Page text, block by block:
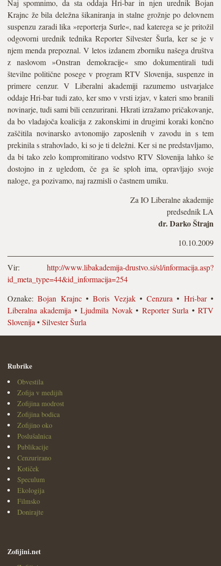
Naj spomnimo, da sta oddaja Hri-bar in njen urednik Bojan
Krajnc že bila deležna šikaniranja in stalne grožnje po delovnem
suspenzu zaradi lika »reporterja Surle«, nad katerega se je pritožil
odgovorni urednik tednika Reporter Silvester Šurla, ker se je v
njem menda prepoznal. V letos izdanem zborniku našega društva
z naslovom »Onstran demokracije« smo dokumentirali tudi
številne politične posege v program RTV Slovenija, suspenze in
primere cenzur. V Liberalni akademiji razumemo ustvarjalce
oddaje Hri-bar tudi zato, ker smo v vrsti izjav, v kateri smo branili
novinarje, tudi sami bili cenzurirani. Hkrati izražamo pričakovanje,
da bo vladajoča koalicija z zakonskimi in drugimi koraki končno
zaščitila novinarsko avtonomijo zaposlenih v zavodu in s tem
prekinila s strahovlado, ki so je ti deležni. Ker si ne predstavljamo,
da bi tako zelo kompromitirano vodstvo RTV Slovenija lahko še
dostojno in z ugledom, če ga še sploh ima, opravljajo svoje
naloge, ga pozivamo, naj razmisli o častnem umiku.
Za IO Liberalne akademije
predsednik LA
dr. Darko Štrajn
10.10.2009
Vir: http://www.libakademija-drustvo.si/sl/informacija.asp?
id_meta_type=44&id_informacija=254
Oznake:Bojan Krajnc•Boris Vezjak•Cenzura • Hri-bar•
Liberalna akademija •Ljudmila Novak• Reporter Surla •RTV
Slovenija • Silvester Šurla
Rubrike
Obvestila
Zofija v medijih
Zofijina modrost
Zofijina bodica
Zofijino oko
Poslušalnica
Publikacije
Cenzurirano
Kotiček
Speculum
Ekologija
Filmsko
Donirajte
Zofijini.net